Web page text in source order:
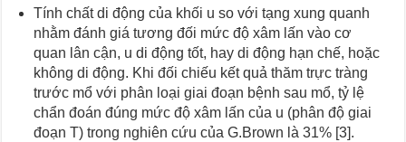
Tính chất di động của khối u so với tạng xung quanh
nhằm đánh giá tương đối mức độ xâm lấn vào cơ
quan lân cận, u di động tốt, hay di động hạn chế, hoặc
không di động. Khi đối chiếu kết quả thăm trực tràng
trước mổ với phân loại giai đoạn bệnh sau mổ, tỷ lệ
chẩn đoán đúng mức độ xâm lấn của u (phân độ giai
đoạn T) trong nghiên cứu của G.Brown là 31% [3].